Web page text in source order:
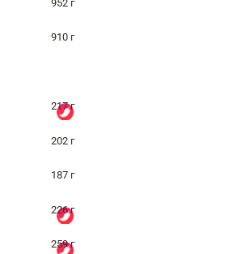
952 г
910 г
217 г
202 г
187 г
226 г
259 г